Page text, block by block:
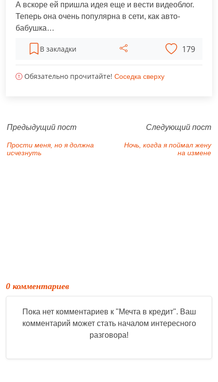
А вскоре ей пришла идея еще и вести видеоблог.
Теперь она очень популярна в сети, как авто-
бабушка…
В закладки 179
Обязательно прочитайте! Соседка сверху
Предыдущий пост
Прости меня, но я должна
исчезнуть
Следующий пост
Ночь, когда я поймал жену
на измене
0 комментариев
Пока нет комментариев к "Мечта в кредит". Ваш
комментарий может стать началом интересного
разговора!